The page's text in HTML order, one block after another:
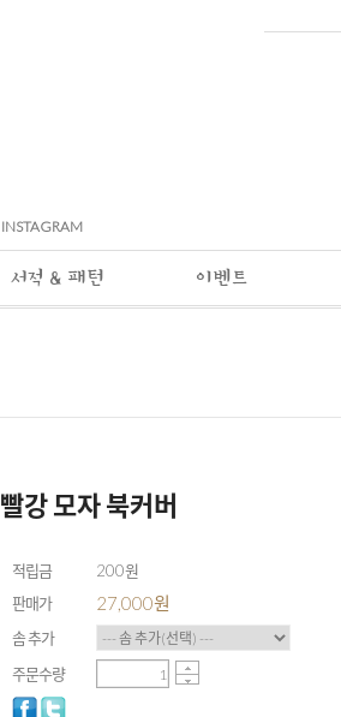
INSTAGRAM
서적 & 패턴 이벤트
빨강 모자 북커버
적립금
200원
판매가
27,000원
솜 추가
주문수량